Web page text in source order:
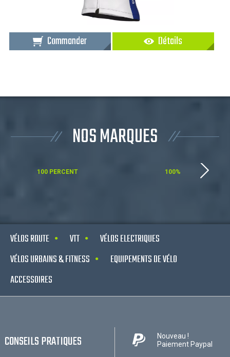
Commander Détails
NOS MARQUES
100 PERCENT 100%
VÉLOS ROUTE VTT
VÉLOS ELECTRIQUES
VÉLOS URBAINS & FITNESS
EQUIPEMENTS DE VÉLO
ACCESSOIRES
CONSEILS PRATIQUES
Nouveau !
Paiement Paypal